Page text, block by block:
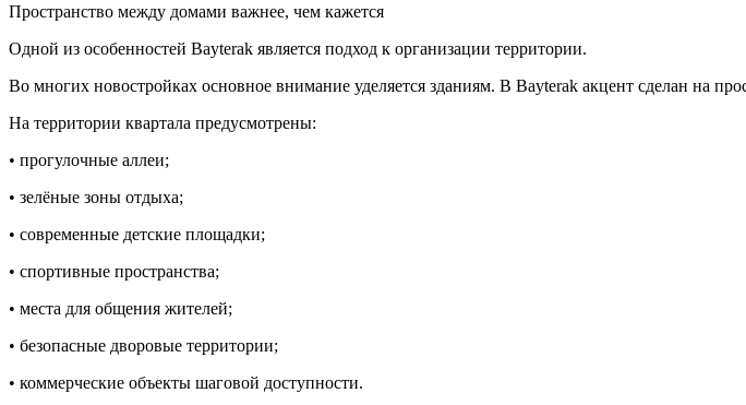
Пространство между домами важнее, чем кажется
Одной из особенностей Bayterak является подход к организации территории.
Во многих новостройках основное внимание уделяется зданиям. В Bayterak акцент сделан на
На территории квартала предусмотрены:
• прогулочные аллеи;
• зелёные зоны отдыха;
• современные детские площадки;
• спортивные пространства;
• места для общения жителей;
• безопасные дворовые территории;
• коммерческие объекты шаговой доступности.